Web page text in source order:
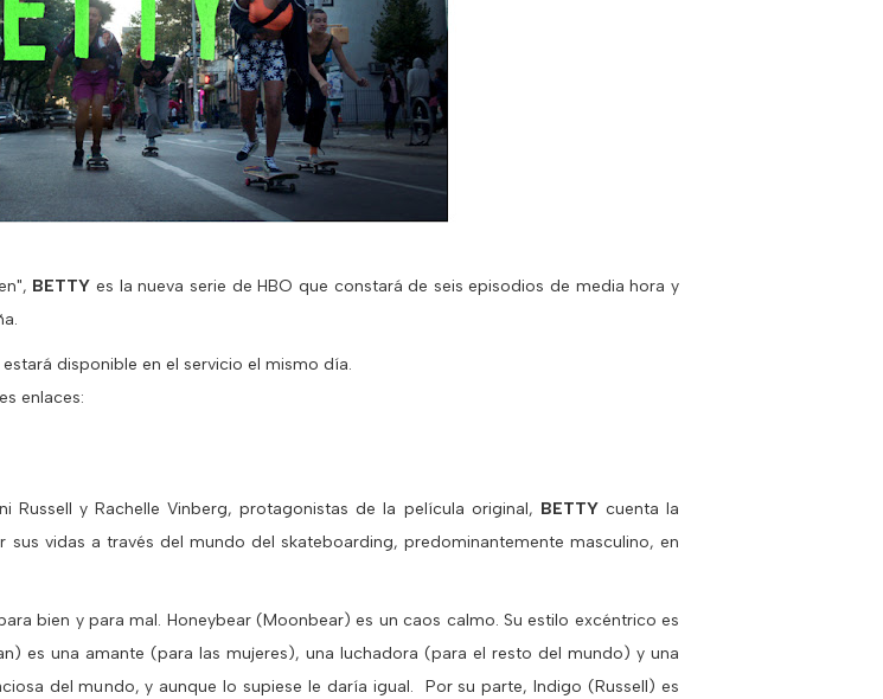
BETTY es la nueva serie de HBO que constará de seis episodios de media hora y
disponible en el servicio el mismo día.
enlaces:
Russell y Rachelle Vinberg, protagonistas de la película original, BETTYcuenta la
vidas a través del mundo del skateboarding, predominantemente masculino, en
bien y para mal. Honeybear (Moonbear) es un caos calmo. Su estilo excéntrico es
es una amante (para las mujeres), una luchadora (para el resto del mundo) y una
del mundo, y aunque lo supiese le daría igual. Por su parte, Indigo (Russell) es